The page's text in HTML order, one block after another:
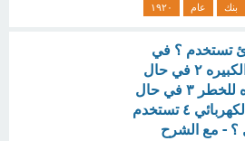
بنك عام ١٩٢٠
تستخدم ؟ في
المستودعات الكبيره ٢ في حال
تعرض المنشأه للخطر ٣ في حال
انقطاع التيار الكهربائي ٤ تستخدم
؟ - مع الشرح